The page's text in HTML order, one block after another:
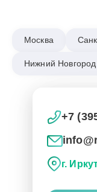
Москва
Нижний Новгород
+7
г.